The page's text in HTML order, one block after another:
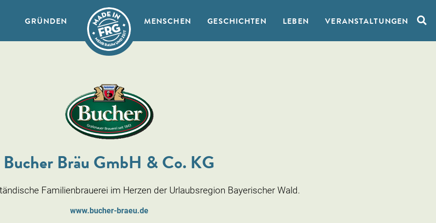
GRÜNDEN MENSCHEN GESCHICHTEN LEBEN VERANSTALTUNGEN
Bucher Bräu GmbH & Co. KG
Familienbrauerei im Herzen der Urlaubsregion Bayerischer Wald.
www.bucher-braeu.de